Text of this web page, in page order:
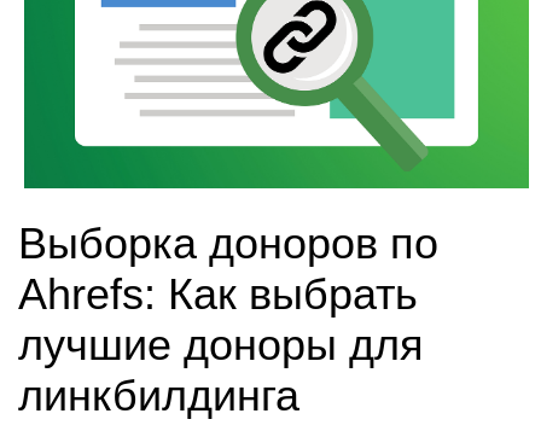
Выборка доноров по
Ahrefs: Как выбрать
лучшие доноры для
линкбилдинга